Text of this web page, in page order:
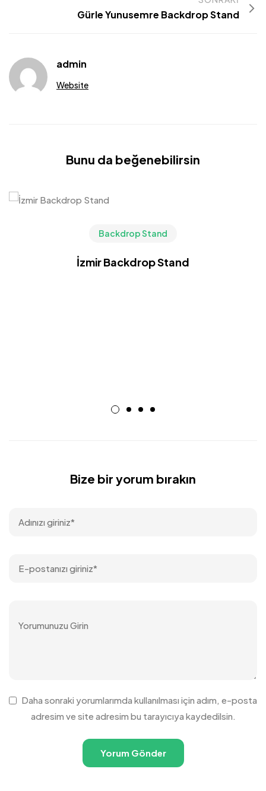
Gürle Yunusemre Backdrop Stand
admin
Website
Bunu da beğenebilirsin
Backdrop Stand
İzmir Backdrop Stand
Bize bir yorum bırakın
Daha sonraki yorumlarımda kullanılması için adım, e-posta
adresim ve site adresim bu tarayıcıya kaydedilsin.